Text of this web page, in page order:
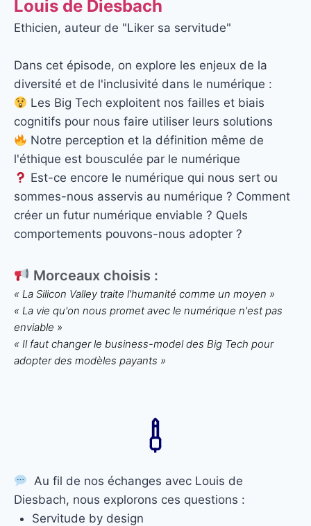
Louis de Diesbach
Ethicien, auteur de "Liker sa servitude"
Dans cet épisode, on explore les enjeux de la
diversité et de l'inclusivité dans le numérique :
Les Big Tech exploitent nos failles et biais
cognitifs pour nous faire utiliser leurs solutions
Notre perception et la définition même de
l'éthique est bousculée par le numérique
Est-ce encore le numérique qui nous sert ou
sommes-nous asservis au numérique ? Comment
créer un futur numérique enviable ? Quels
comportements pouvons-nous adopter ?
Morceaux choisis :
« La Silicon Valley traite l'humanité comme un moyen »
« La vie qu'on nous promet avec le numérique n'est pas
enviable »
« Il faut changer le business-model des Big Tech pour
adopter des modèles payants »
Au fil de nos échanges avec Louis de
Diesbach, nous explorons ces questions :
Servitude by design